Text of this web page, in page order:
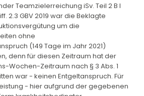
Teamzielerreichung iSv. Teil 2 B I
2.3 GBV 2019 war die Beklagte
um die
ohne
(149 Tage im Jahr 2021)
denn für diesen Zeitraum hat der
Wochen-Zeitraum nach § 3 Abs. 1
war - keinen Entgeltanspruch. Für
- hier aufgrund der gegebenen